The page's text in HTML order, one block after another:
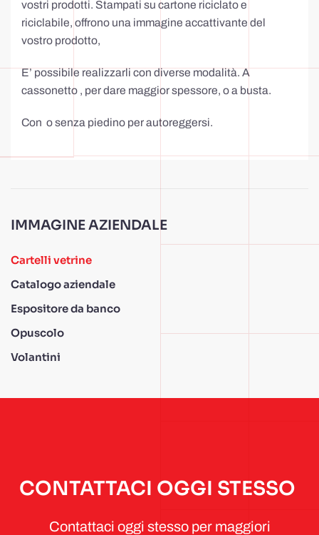
vostri prodotti. Stampati su cartone riciclato e
riciclabile, offrono una immagine accattivante del
vostro prodotto,
E’ possibile realizzarli con diverse modalità. A
cassonetto , per dare maggior spessore, o a busta.
Con o senza piedino per autoreggersi.
IMMAGINE AZIENDALE
Cartelli vetrine
Catalogo aziendale
Espositore da banco
Opuscolo
Volantini
CONTATTACI OGGI STESSO
Contattaci oggi stesso per maggiori